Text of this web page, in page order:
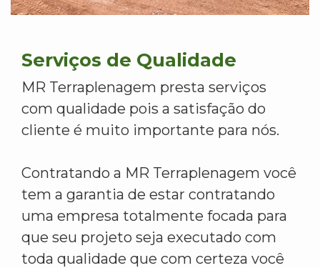
Serviços de Qualidade
MR Terraplenagem presta serviços
com qualidade pois a satisfação do
cliente é muito importante para nós.
Contratando a MR Terraplenagem você
tem a garantia de estar contratando
uma empresa totalmente focada para
que seu projeto seja executado com
toda qualidade que com certeza você